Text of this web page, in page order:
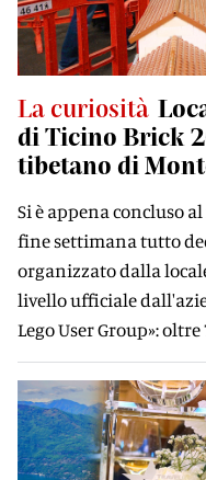
La curiosità
di Ticino Brick
tibetano di
Si è appena concluso
fine settimana tutto
organizzato dalla
livello ufficiale
Lego User Group»: